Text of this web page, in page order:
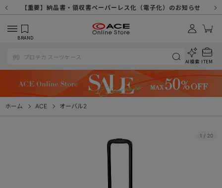
【重要】令和８年熊本地震に伴う配送への影響について
【重要】納品書・領収書ペーパーレス化（電子化）のお知らせ
【重要】天候不良や交通状況・物量増等に伴う配送への影響について
【重要】悪質な詐欺サイトにご注意ください
【重要】各種メールが届かない場合に関しまして
【重要】お問い合わせのご対応に関しまして
【重要】SNSのなりすまし詐欺にご注意ください
BRAND
AI検索 ITEM
ホーム ACE オーバル2
1 / 20